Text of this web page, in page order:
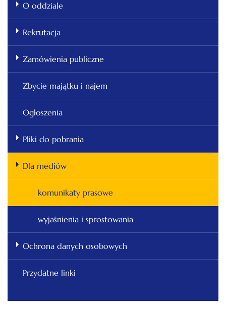
O oddziale
Rekrutacja
Zamówienia publiczne
Zbycie majątku i najem
Ogłoszenia
Pliki do pobrania
Dla mediów
komunikaty prasowe
wyjaśnienia i sprostowania
Ochrona danych osobowych
Przydatne linki